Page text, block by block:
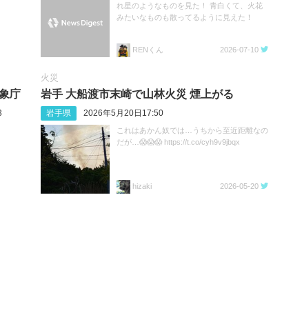
れ星のようなものを見た！ 青白くて、火花
みたいなものも散ってるように見えた！
RENくん 2026-07-10
庁
火災
岩手 大船渡市末崎で山林火災 煙上がる
岩手県 2026年5月20日17:50
これはあかん奴では…うちから至近距離なの
だが…😱😱😱 https://t.co/cyh9v9jbqx
hizaki 2026-05-20